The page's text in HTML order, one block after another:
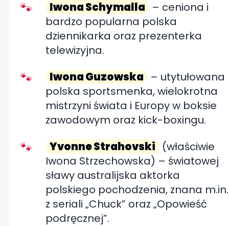
Iwona Schymalla – ceniona i
bardzo popularna polska
dziennikarka oraz prezenterka
telewizyjna.
Iwona Guzowska – utytułowana
polska sportsmenka, wielokrotna
mistrzyni świata i Europy w boksie
zawodowym oraz kick-boxingu.
Yvonne Strahovski (właściwie
Iwona Strzechowska) – światowej
sławy australijska aktorka
polskiego pochodzenia, znana m.in.
z seriali „Chuck” oraz „Opowieść
podręcznej”.